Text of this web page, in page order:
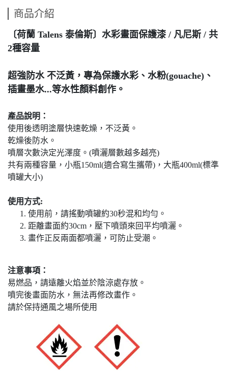
商品介紹
〔荷蘭 Talens 泰倫斯〕水彩畫面保護漆 / 凡尼斯 / 共
2種容量
超強防水 不泛黃， 專為保護水彩、水粉(gouache)、
插畫墨水...等水性顏料創作。
產品說明：
使用後透明塗層快速乾燥，不泛黃。
乾燥後防水。
噴層次數決定光澤度。(噴灑層數越多越亮)
共有兩種容量，小瓶150ml(適合寫生攜帶)，大瓶400ml(標準
噴罐大小)
使用方式:
使用前，請搖動噴罐約30秒混和均勻。
距離畫面約30cm，壓下噴頭來回平均噴灑。
畫作正反兩面都噴灑，可防止受潮。
注意事項：
易燃品，請遠離火焰並於陰涼處存放。
噴完後畫面防水，無法再修改畫作。
請於保持通風之場所使用